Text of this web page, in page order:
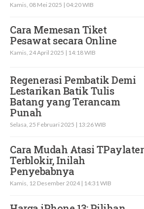
Kamis, 08 Mei 2025 | 04:20 WIB
Cara Memesan Tiket
Pesawat secara Online
Kamis, 24 April 2025 | 14:18 WIB
Regenerasi Pembatik Demi
Lestarikan Batik Tulis
Batang yang Terancam
Punah
Selasa, 25 Februari 2025 | 13:26 WIB
Cara Mudah Atasi TPaylater
Terblokir, Inilah
Penyebabnya
Kamis, 12 Desember 2024 | 14:31 WIB